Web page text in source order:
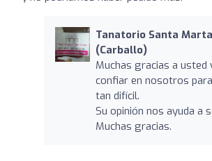
Tanatorio Santa
(Carballo)
Muchas gracias a
confiar en nosotros
tan difícil.
Su opinión nos ayuda a
Muchas gracias.